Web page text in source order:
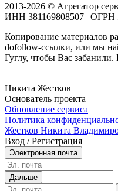
2013-2026 © Агрегатор
ИНН 381169808507 | ОГРН
Копирование материалов
dofollow-ссылки, или мы
Гуглу, чтобы Вас забанили.
Никита Жестков
Основатель проекта
Обновление сервиса
Политика
Жестков Никита
Вход / Регистрация
Электронная почта
Дальше